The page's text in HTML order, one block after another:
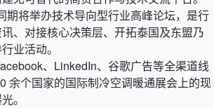
将举办技术导向型行业高峰论坛，是行
、对接核心决策层、开拓泰国及东盟乃
业活动。
、LinkedIn、谷歌广告等全渠道线
余个国家的国际制冷空调暖通展会上的现
。